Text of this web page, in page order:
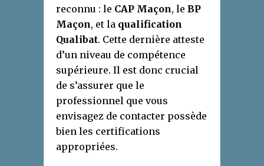
reconnu : le CAP Maçon, le BP
Maçon, et la qualification
Qualibat. Cette dernière atteste
d’un niveau de compétence
supérieure. Il est donc crucial
de s’assurer que le
professionnel que vous
envisagez de contacter possède
bien les certifications
appropriées.